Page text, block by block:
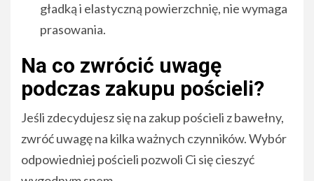
gładką i elastyczną powierzchnię, nie wymaga
prasowania.
Na co zwrócić uwagę
podczas zakupu pościeli?
Jeśli zdecydujesz się na zakup pościeli z bawełny,
zwróć uwagę na kilka ważnych czynników. Wybór
odpowiedniej pościeli pozwoli Ci się cieszyć